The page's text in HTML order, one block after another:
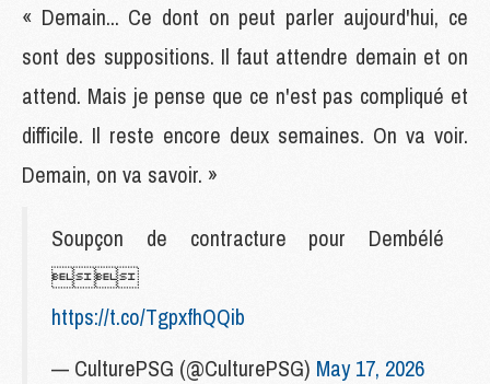
« Demain... Ce dont on peut parler aujourd'hui, ce
sont des suppositions. Il faut attendre demain et on
attend. Mais je pense que ce n'est pas compliqué et
difficile. Il reste encore deux semaines. On va voir.
Demain, on va savoir. »
Soupçon de contracture pour Dembélé

https://t.co/TgpxfhQQib
— CulturePSG (@CulturePSG) May 17, 2026